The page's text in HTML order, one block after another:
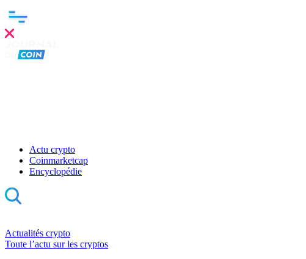
Actu crypto
Coinmarketcap
Encyclopédie
Actualités crypto
Toute l’actu sur les cryptos